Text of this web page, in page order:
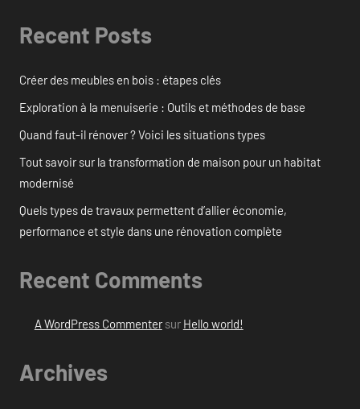
Recent Posts
Créer des meubles en bois : étapes clés
Exploration à la menuiserie : Outils et méthodes de base
Quand faut-il rénover ? Voici les situations types
Tout savoir sur la transformation de maison pour un habitat
modernisé
Quels types de travaux permettent d’allier économie,
performance et style dans une rénovation complète
Recent Comments
A WordPress Commentersur Hello world!
Archives